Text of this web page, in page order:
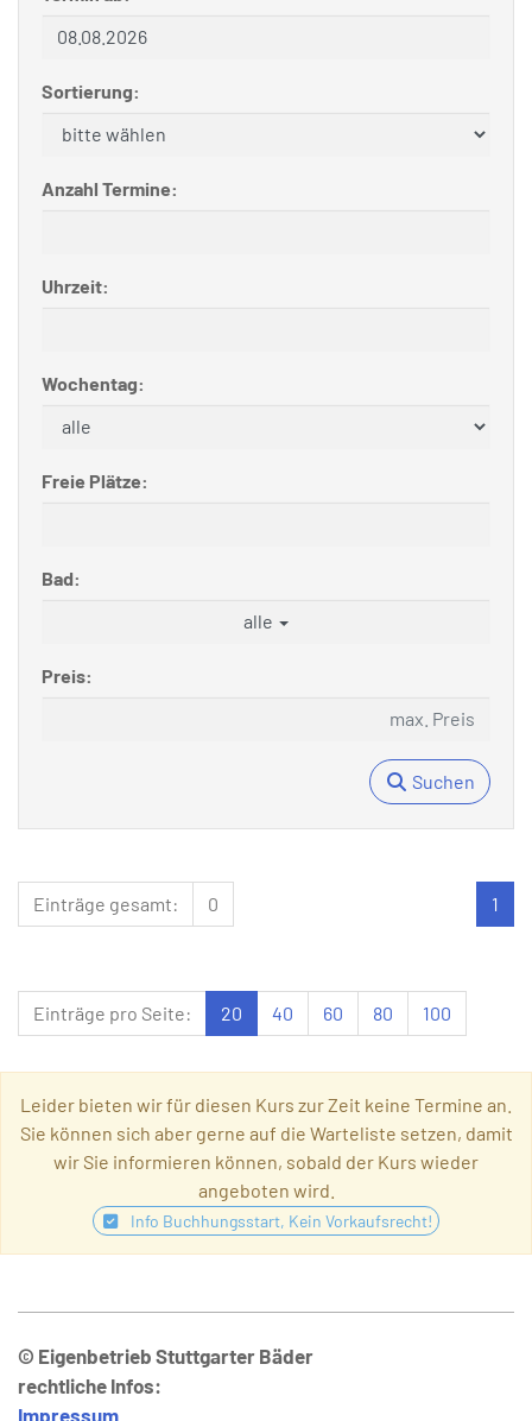
Sortierung:
Anzahl Termine:
Uhrzeit:
Wochentag:
Freie Plätze:
Bad:
alle
Preis:
Suchen
1
Einträge gesamt: 0
Einträge pro Seite: 20 40 60 80 100
Leider bieten wir für diesen Kurs zur Zeit keine Termine an.
Sie können sich aber gerne auf die Warteliste setzen, damit
wir Sie informieren können, sobald der Kurs wieder
angeboten wird.
Info Buchhungsstart, Kein Vorkaufsrecht!
© Eigenbetrieb Stuttgarter Bäder
rechtliche Infos:
Impressum